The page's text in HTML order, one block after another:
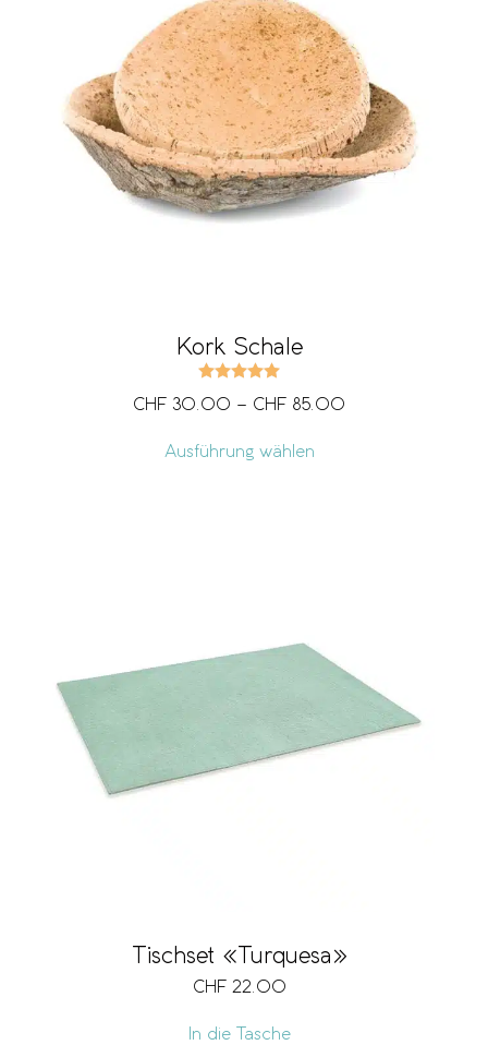
Kork Schale
CHF 30.00 – CHF 85.00
Ausführung wählen
Tischset «Turquesa»
CHF 22.00
In die Tasche